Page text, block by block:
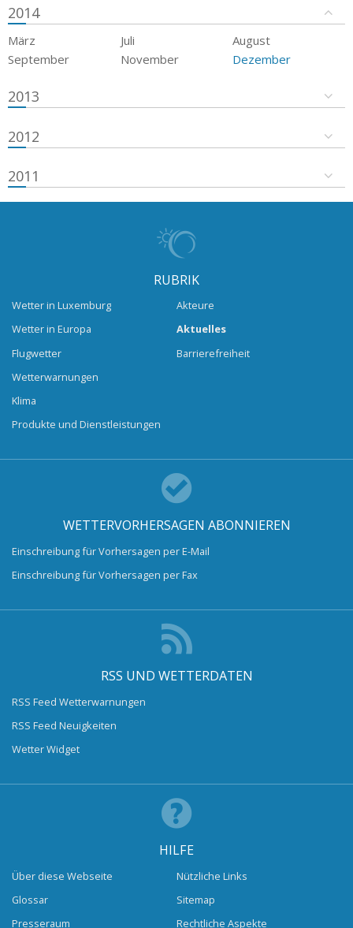
2014
März Juli
August
September
November Dezember
2013
2012
2011
RUBRIK
Wetter in Luxemburg
Wetter in Europa
Flugwetter
Wetterwarnungen
Klima
Produkte und Dienstleistungen
Akteure
Aktuelles
Barrierefreiheit
WETTERVORHERSAGEN ABONNIEREN
Einschreibung für Vorhersagen per E-Mail
Einschreibung für Vorhersagen per Fax
RSS UND WETTERDATEN
RSS Feed Wetterwarnungen
RSS Feed Neuigkeiten
Wetter Widget
HILFE
Über diese Webseite
Glossar
Presseraum
Nützliche Links
Sitemap
Rechtliche Aspekte